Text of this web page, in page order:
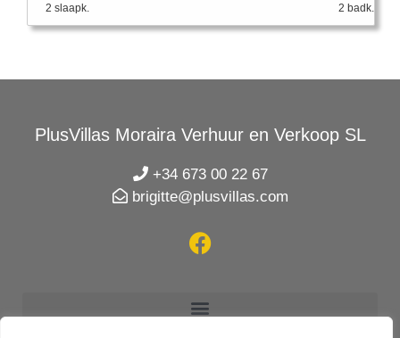
2 slaapk. 2 badk.
PlusVillas Moraira Verhuur en Verkoop SL
+34 673 00 22 67
brigitte@plusvillas.com